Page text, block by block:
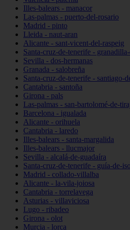
Illes-balears - manacor
Las-palmas - puerto-del-rosario
Madrid - pinto
Lleida - naut-aran
Alicante - sant-vicent-del-raspeig
Santa-cruz-de-tenerife -
Sevilla - dos-hermanas
Granada - salobreña
Santa-cruz-de-tenerife - santiago-
Cantabria - santoña
Girona - pals
Las-palmas - san-bartolomé-de-
Barcelona - igualada
Alicante - orihuela
Cantabria - laredo
Illes-balears - santa-margalida
Illes-balears - llucmajor
Sevilla - alcalá-de-guadaíra
Santa-cruz-de-tenerife - guía-de-
Madrid - collado-villalba
Alicante - la-vila-joiosa
Cantabria - torrelavega
Asturias - villaviciosa
Lugo - ribadeo
Girona - olot
Murcia - lorca